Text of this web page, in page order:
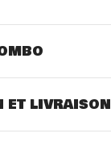
ET LIVRAISON